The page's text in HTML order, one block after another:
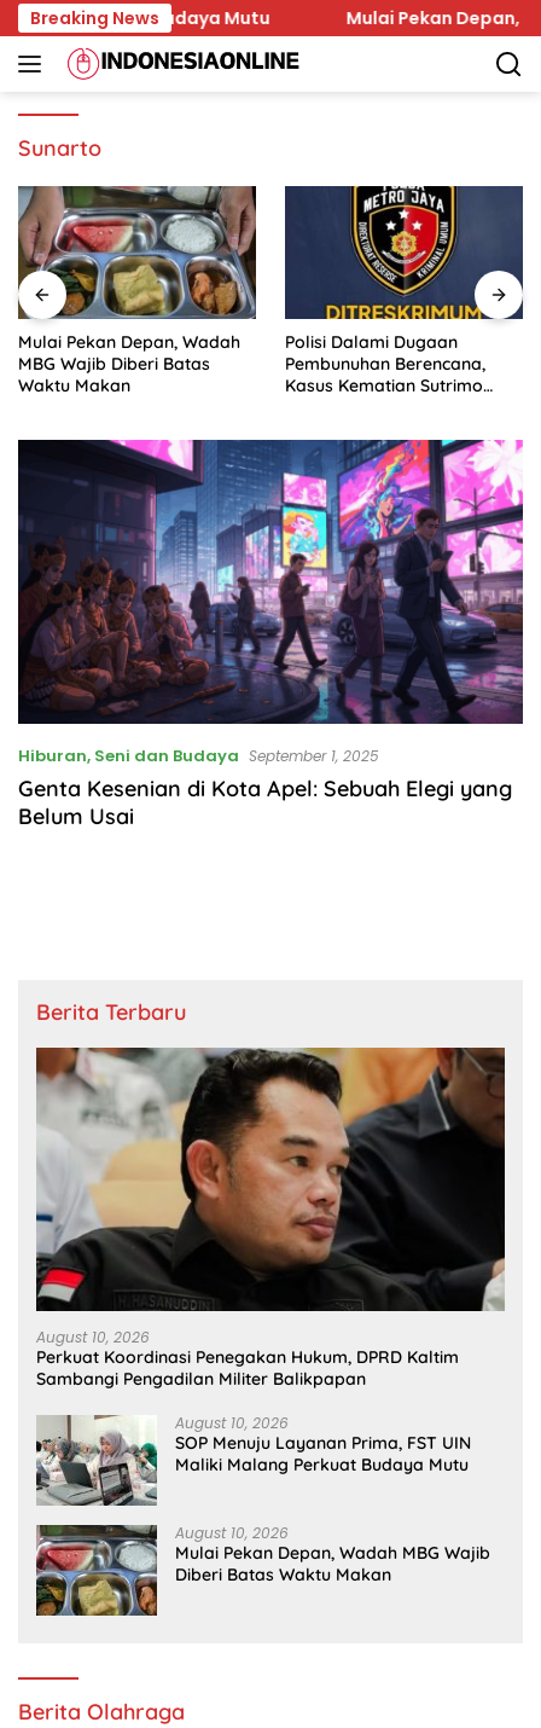
Skip
to
content
Breaking News
Perkuat Budaya Mutu Mulai Pekan Depan,
Sunarto
Mulai Pekan Depan, Wadah
MBG Wajib Diberi Batas
Waktu Makan
Polisi Dalami Dugaan
Pembunuhan Berencana,
Kasus Kematian Sutrimo
Hiburan, Seni dan Budaya September 1, 2025
Genta Kesenian di Kota Apel: Sebuah Elegi yang
Belum Usai
Berita Terbaru
August 10, 2026
Perkuat Koordinasi Penegakan Hukum, DPRD Kaltim
Sambangi Pengadilan Militer Balikpapan
August 10, 2026
SOP Menuju Layanan Prima, FST UIN
Maliki Malang Perkuat Budaya Mutu
August 10, 2026
Mulai Pekan Depan, Wadah MBG Wajib
Diberi Batas Waktu Makan
Berita Olahraga